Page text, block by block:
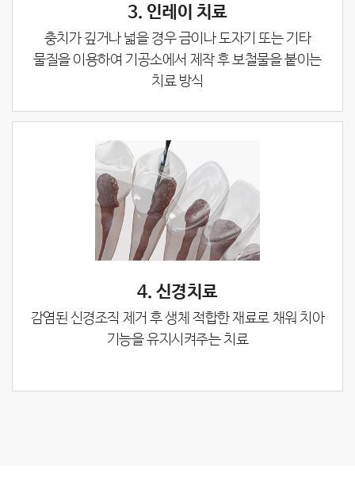
3. 인레이 치료
충치가 깊거나 넓을 경우 금이나 도자기 또는 기타
물질을 이용하여 기공소에서 제작 후보철물을 붙이는
치료 방식
4. 신경치료
감염된 신경조직 제거 후 생체 적합한 재료로 채워 치아
기능을 유지시켜주는 치료